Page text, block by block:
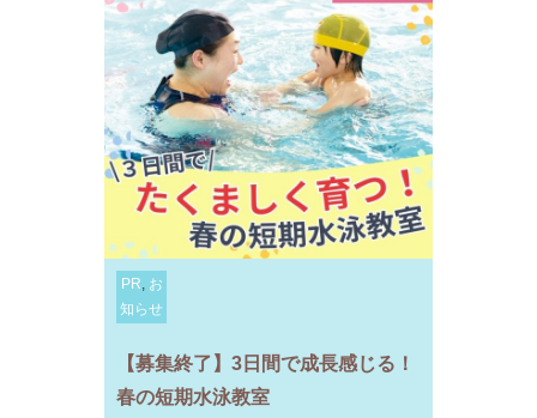
PR, お
知らせ
【募集終了】3日間で成長感じる！
春の短期水泳教室